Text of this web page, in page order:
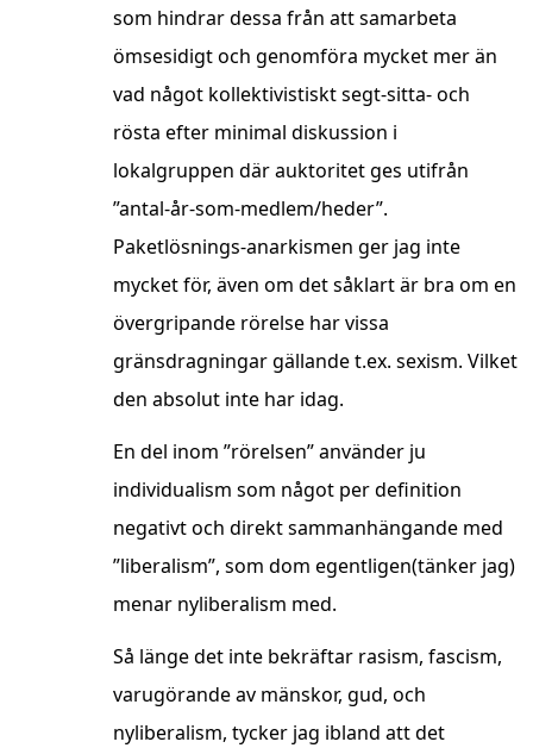
som hindrar dessa från att samarbeta
ömsesidigt och genomföra mycket mer än
vad något kollektivistiskt segt-sitta- och
rösta efter minimal diskussion i
lokalgruppen där auktoritet ges utifrån
”antal-år-som-medlem/heder”.
Paketlösnings-anarkismen ger jag inte
mycket för, även om det såklart är bra om en
övergripande rörelse har vissa
gränsdragningar gällande t.ex. sexism. Vilket
den absolut inte har idag.
En del inom ”rörelsen” använder ju
individualism som något per definition
negativt och direkt sammanhängande med
”liberalism”, som dom egentligen(tänker jag)
menar nyliberalism med.
Så länge det inte bekräftar rasism, fascism,
varugörande av mänskor, gud, och
nyliberalism, tycker jag ibland att det